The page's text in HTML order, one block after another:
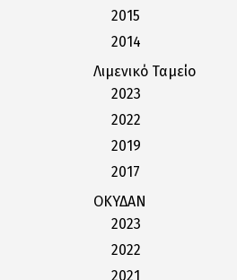
2015
2014
Λιμενικό Ταμείο
2023
2022
2019
2017
ΟΚΥΔΑΝ
2023
2022
2021